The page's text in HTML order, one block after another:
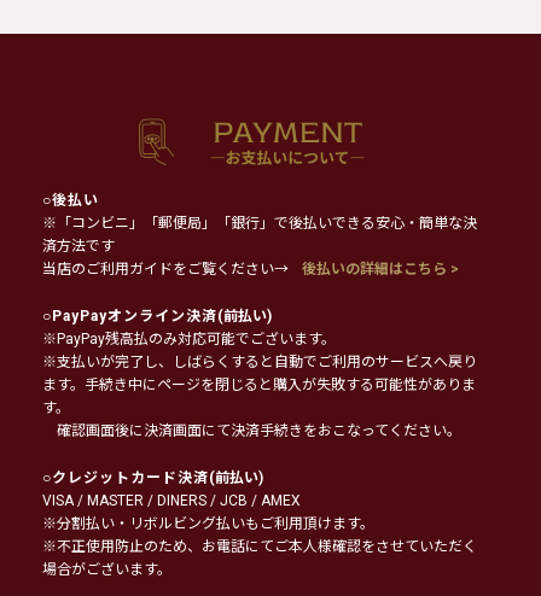
○後払い
※「コンビニ」「郵便局」「銀行」で後払いできる安心・簡単な決
済方法です
当店のご利用ガイドをご覧ください→
後払いの詳細はこちら >
○PayPayオンライン決済(前払い)
※PayPay残高払のみ対応可能でございます。
※支払いが完了し、しばらくすると自動でご利用のサービスへ戻り
ます。手続き中にページを閉じると購入が失敗する可能性がありま
す。
確認画面後に決済画面にて決済手続きをおこなってください。
○クレジットカード決済(前払い)
VISA / MASTER / DINERS / JCB / AMEX
※分割払い・リボルビング払いもご利用頂けます。
※不正使用防止のため、お電話にてご本人様確認をさせていただく
場合がございます。